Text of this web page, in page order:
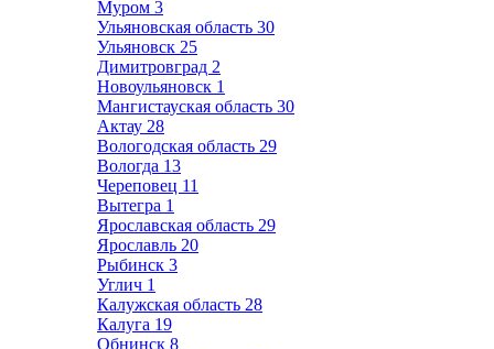
Муром 3
Ульяновская область 30
Ульяновск 25
Димитровград 2
Новоульяновск 1
Мангистауская область 30
Актау 28
Вологодская область 29
Вологда 13
Череповец 11
Вытегра 1
Ярославская область 29
Ярославль 20
Рыбинск 3
Углич 1
Калужская область 28
Калуга 19
Обнинск 8